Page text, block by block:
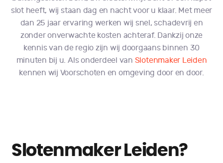
slot heeft, wij staan dag en nacht voor u klaar. Met meer
dan 25 jaar ervaring werken wij snel, schadevrij en
zonder onverwachte kosten achteraf. Dankzij onze
kennis van de regio zijn wij doorgaans binnen 30
minuten bij u. Als onderdeel van Slotenmaker Leiden
kennen wij Voorschoten en omgeving door en door.
Slotenmaker Leiden?